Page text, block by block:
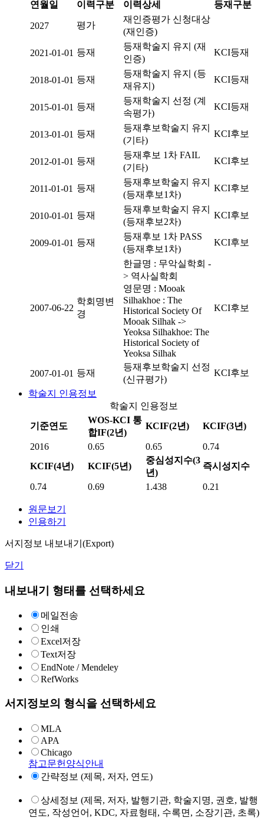
연월일
이력구분 이력상세 등재구분
2027 평가
재인증평가 신청대상
(재인증)
2021-01-01 등재
등재학술지 유지 (재
인증)
KCI등재
2018-01-01 등재
등재학술지 유지 (등
재유지)
KCI등재
2015-01-01 등재
등재학술지 선정 (계
속평가)
KCI등재
2013-01-01 등재
등재후보학술지 유지
(기타)
KCI후보
2012-01-01 등재
등재후보 1차 FAIL
(기타)
KCI후보
2011-01-01 등재
등재후보학술지 유지
(등재후보1차)
KCI후보
2010-01-01 등재
등재후보학술지 유지
(등재후보2차)
KCI후보
2009-01-01 등재
등재후보 1차 PASS
(등재후보1차)
KCI후보
2007-06-22
학회명변
경
한글명 : 무악실학회 -
> 역사실학회
영문명 : Mooak
Silhakhoe : The
Historical Society Of
Mooak Silhak ->
Yeoksa Silhakhoe: The
Historical Society of
Yeoksa Silhak
KCI후보
2007-01-01 등재
등재후보학술지 선정
(신규평가)
KCI후보
학술지 인용정보
학술지 인용정보
기준연도
WOS-KCI 통
합IF(2년)
KCIF(2년) KCIF(3년)
2016 0.65 0.65
0.74
KCIF(4년)
KCIF(5년)
중심성지수(3
년)
즉시성지수
0.74 0.69 1.438 0.21
원문보기
인용하기
서지정보 내보내기(Export)
닫기
내보내기 형태를 선택하세요
메일전송
인쇄
Excel저장
Text저장
EndNote / Mendeley
RefWorks
서지정보의 형식을 선택하세요
MLA
APA
Chicago
참고문헌양식안내
간략정보 (제목, 저자, 연도)
상세정보 (제목, 저자, 발행기관, 학술지명, 권호, 발행
연도, 작성언어, KDC, 자료형태, 수록면, 소장기관, 초록)